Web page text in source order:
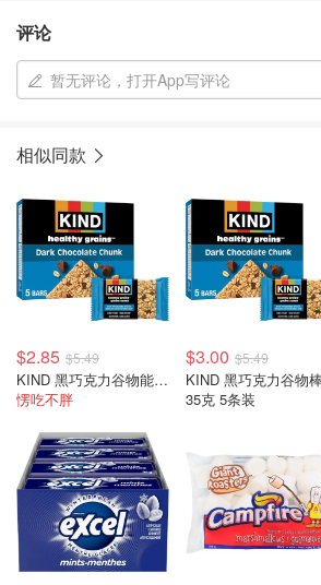
评论
暂无评论，打开App写评论
相似同款
$2.85 $5.49
KIND 黑巧克力谷物能量棒 35克 5支装
愣吃不胖
$3.00 $5.49
KIND 黑巧克力谷物
35克 5条装